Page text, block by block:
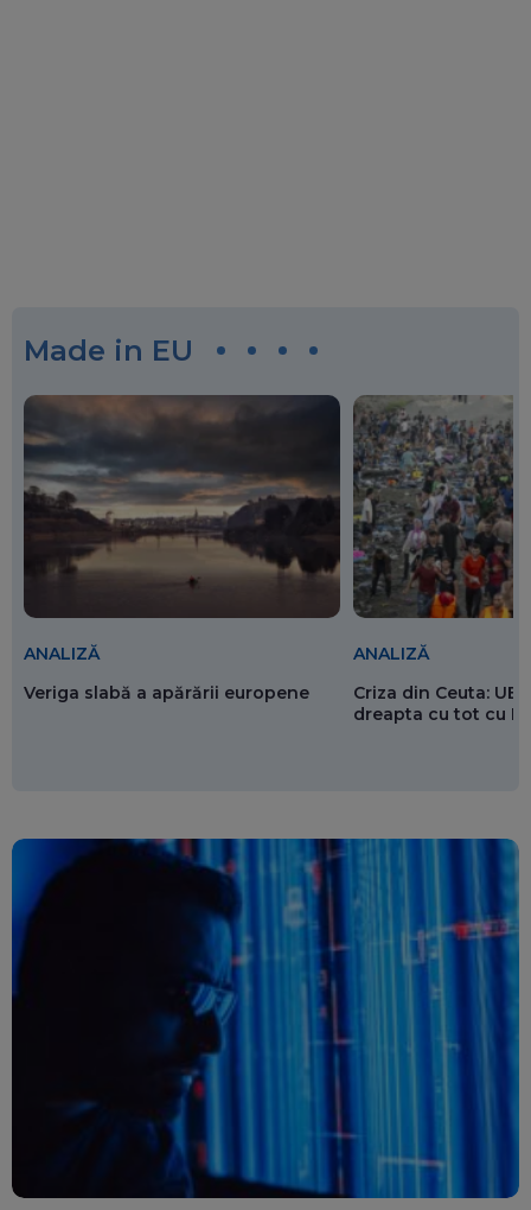
Made in EU
ANALIZĂ
Veriga slabă a apărării europene
ANALIZĂ
Criza din Ceuta: UE
dreapta cu tot cu